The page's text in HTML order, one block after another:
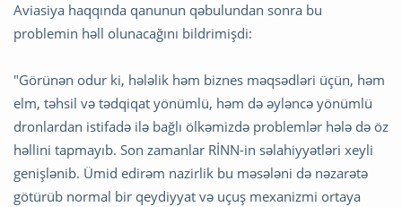
Aviasiya haqqında qanunun qəbulundan sonra bu
problemin həll olunacağını bildrimişdi:
"Görünən odur ki, hələlik həm biznes məqsədləri üçün, həm
elm, təhsil və tədqiqat yönümlü, həm də əyləncə yönümlü
dronlardan istifadə ilə bağlı ölkəmizdə problemlər hələ də öz
həllini tapmayıb. Son zamanlar RİNN-in səlahiyyətləri xeyli
genişlənib. Ümid edirəm nazirlik bu məsələni də nəzarətə
götürüb normal bir qeydiyyat və uçuş mexanizmi ortaya